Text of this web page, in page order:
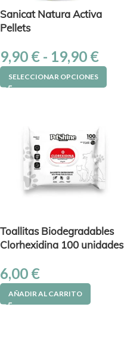
Sanicat Natura Activa
Pellets
9,90 € - 19,90 €
SELECCIONAR OPCIONES
Toallitas Biodegradables
Clorhexidina 100 unidades
6,00 €
AÑADIR AL CARRITO